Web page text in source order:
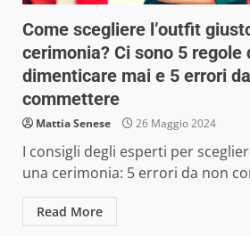
Come scegliere l’outfit
cerimonia? Ci sono 5 regole
dimenticare mai e 5 errori
commettere
Mattia Senese 26 Maggio 2024
I consigli degli esperti per
una cerimonia: 5 errori da non
Read More